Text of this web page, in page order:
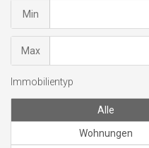
Min
Max
Immobilientyp
Alle
Wohnungen